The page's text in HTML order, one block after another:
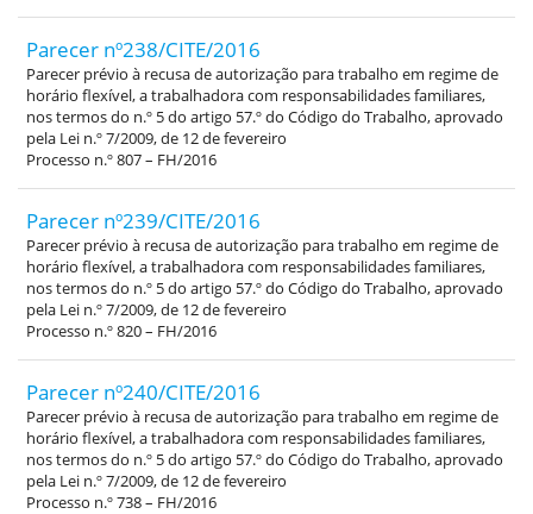
Parecer nº238/CITE/2016
Parecer prévio à recusa de autorização para trabalho em regime de
horário flexível, a trabalhadora com responsabilidades familiares,
nos termos do n.º 5 do artigo 57.º do Código do Trabalho, aprovado
pela Lei n.º 7/2009, de 12 de fevereiro
Processo n.º 807 – FH/2016
Parecer nº239/CITE/2016
Parecer prévio à recusa de autorização para trabalho em regime de
horário flexível, a trabalhadora com responsabilidades familiares,
nos termos do n.º 5 do artigo 57.º do Código do Trabalho, aprovado
pela Lei n.º 7/2009, de 12 de fevereiro
Processo n.º 820 – FH/2016
Parecer nº240/CITE/2016
Parecer prévio à recusa de autorização para trabalho em regime de
horário flexível, a trabalhadora com responsabilidades familiares,
nos termos do n.º 5 do artigo 57.º do Código do Trabalho, aprovado
pela Lei n.º 7/2009, de 12 de fevereiro
Processo n.º 738 – FH/2016